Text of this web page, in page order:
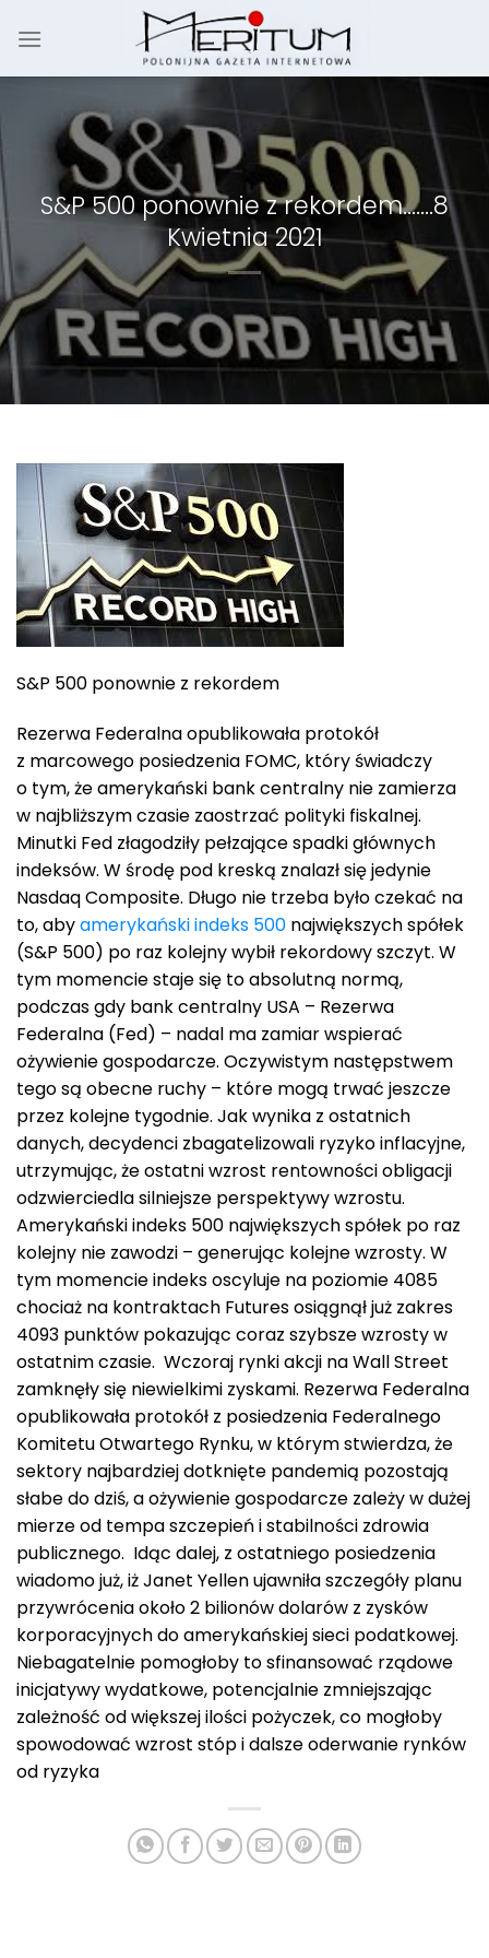
S&P 500 ponownie z rekordem…….8
Kwietnia 2021
S&P 500 ponownie z rekordem
Rezerwa Federalna opublikowała protokół
z marcowego posiedzenia FOMC, który świadczy
o tym, że amerykański bank centralny nie zamierza
w najbliższym czasie zaostrzać polityki fiskalnej.
Minutki Fed złagodziły pełzające spadki głównych
indeksów. W środę pod kreską znalazł się jedynie
Nasdaq Composite. Długo nie trzeba było czekać na
to, abyamerykański indeks 500 największych spółek
(S&P 500) po raz kolejny wybił rekordowy szczyt. W
tym momencie staje się to absolutną normą,
podczas gdy bank centralny USA – Rezerwa
Federalna (Fed) – nadal ma zamiar wspierać
ożywienie gospodarcze. Oczywistym następstwem
tego są obecne ruchy – które mogą trwać jeszcze
przez kolejne tygodnie. Jak wynika z ostatnich
danych, decydenci zbagatelizowali ryzyko inflacyjne,
utrzymując, że ostatni wzrost rentowności obligacji
odzwierciedla silniejsze perspektywy wzrostu.
Amerykański indeks 500 największych spółek po raz
kolejny nie zawodzi – generując kolejne wzrosty. W
tym momencie indeks oscyluje na poziomie 4085
chociaż na kontraktach Futures osiągnął już zakres
4093 punktów pokazując coraz szybsze wzrosty w
ostatnim czasie. Wczoraj rynki akcji na Wall Street
zamknęły się niewielkimi zyskami. Rezerwa Federalna
opublikowała protokół z posiedzenia Federalnego
Komitetu Otwartego Rynku, w którym stwierdza, że
sektory najbardziej dotknięte pandemią pozostają
słabe do dziś, a ożywienie gospodarcze zależy w dużej
mierze od tempa szczepień i stabilności zdrowia
publicznego. Idąc dalej, z ostatniego posiedzenia
wiadomo już, iż Janet Yellen ujawniła szczegóły planu
przywrócenia około 2 bilionów dolarów z zysków
korporacyjnych do amerykańskiej sieci podatkowej.
Niebagatelnie pomogłoby to sfinansować rządowe
inicjatywy wydatkowe, potencjalnie zmniejszając
zależność od większej ilości pożyczek, co mogłoby
spowodować wzrost stóp i dalsze oderwanie rynków
od ryzyka